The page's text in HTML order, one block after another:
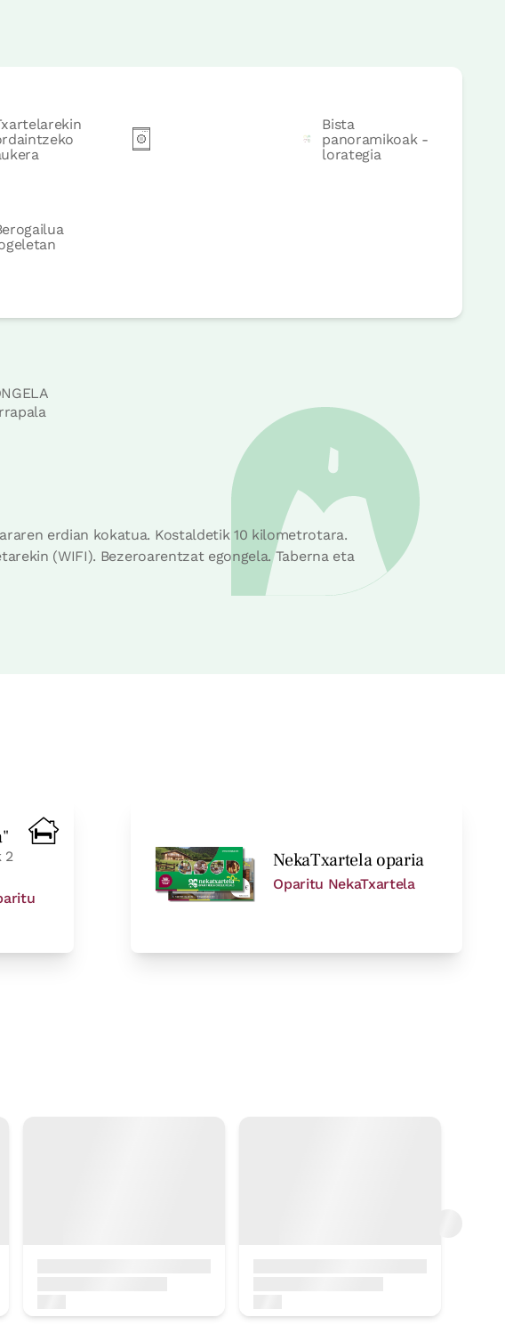
Bista
panoramikoak -
lorategia
erdian kokatua. Kostaldetik 10 kilometrotara.
(WIFI). Bezeroarentzat egongela. Taberna eta
2
NekaTxartela oparia
Oparitu NekaTxartela